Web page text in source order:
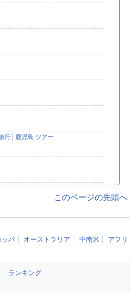
行 鹿児島 ツアー
このページの先頭へ
ッパ オーストラリア 中南米
アフリ
ランキング